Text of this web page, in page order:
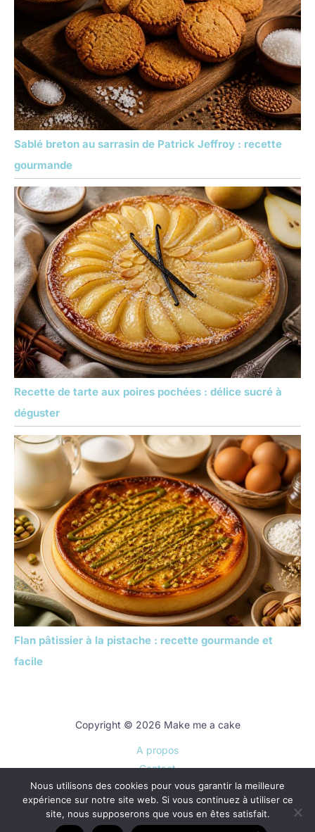
Sablé breton au sarrasin de Patrick Jeffroy : recette
gourmande
Recette de tarte aux poires pochées : délice sucré à
déguster
Flan pâtissier à la pistache : recette gourmande et
facile
Copyright © 2026 Make me a cake
A propos
Contact
Plan du site
Mentions légales
Politique de confidentialité
Nous utilisons des cookies pour vous garantir la meilleure
expérience sur notre site web. Si vous continuez à utiliser ce
site, nous supposerons que vous en êtes satisfait.